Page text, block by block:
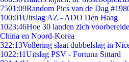
7501:09Random Pics van de Dag
100:01Uitslag AZ - ADO Den Haag
1023:46Hoe 30 landen zich
China en Noord-Korea
322:13Vollering slaat dubbelslag in
1022:11Uitslag PSV - Fortuna Sittard